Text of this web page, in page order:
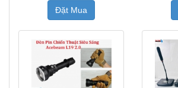
Đặt Mua